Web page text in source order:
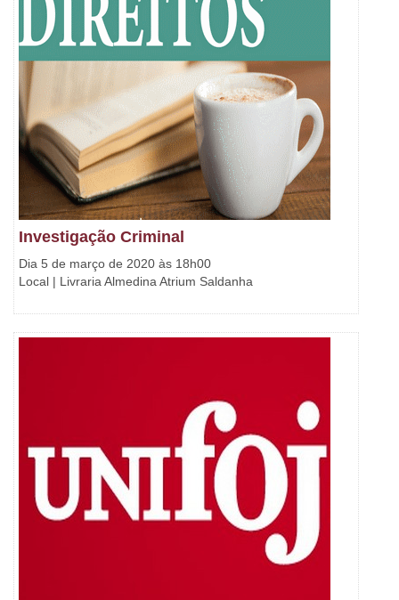
Investigação Criminal
Dia 5 de março de 2020 às 18h00
Local | Livraria Almedina Atrium Saldanha